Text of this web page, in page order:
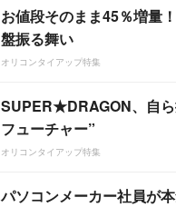
お値段そのまま45％増量
盤振る舞い
オリコンタイアップ特集
SUPER★DRAGON、自ら
フューチャー”
オリコンタイアップ特集
パソコンメーカー社員が